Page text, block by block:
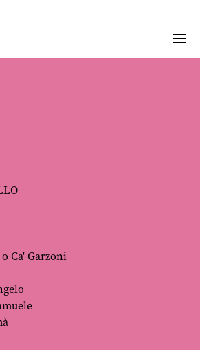
Ca' Garzoni